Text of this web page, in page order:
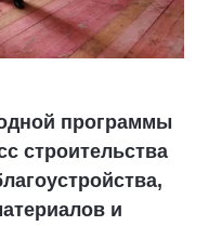
программы
строительства
и